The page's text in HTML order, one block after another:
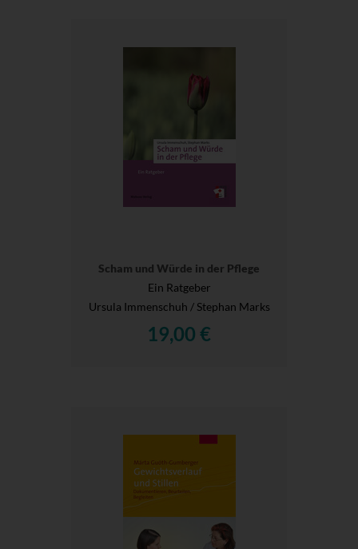
Scham und Würde in der Pflege
Ein Ratgeber
Ursula Immenschuh / Stephan Marks
19,00 €